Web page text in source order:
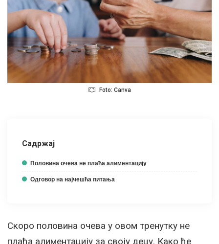
Foto: Canva
Садржај
Половина очева не плаћа алиментацију
Одговор на најчешћа питања
Скоро половина очева у овом тренутку не
плаћа алиментацију за своју децу. Како ће